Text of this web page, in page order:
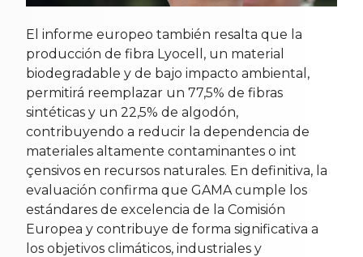
El informe europeo también resalta que la
producción de fibra Lyocell, un material
biodegradable y de bajo impacto ambiental,
permitirá reemplazar un 77,5% de fibras
sintéticas y un 22,5% de algodón,
contribuyendo a reducir la dependencia de
materiales altamente contaminantes o int
çensivos en recursos naturales. En definitiva, la
evaluación confirma que GAMA cumple los
estándares de excelencia de la Comisión
Europea y contribuye de forma significativa a
los objetivos climáticos, industriales y